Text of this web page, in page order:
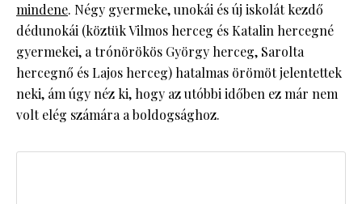
mindene. Négy gyermeke, unokái és új iskolát kezdő
dédunokái (köztük Vilmos herceg és Katalin hercegné
gyermekei, a trónörökös György herceg, Sarolta
hercegnő és Lajos herceg) hatalmas örömöt jelentettek
neki, ám úgy néz ki, hogy az utóbbi időben ez már nem
volt elég számára a boldogsághoz.